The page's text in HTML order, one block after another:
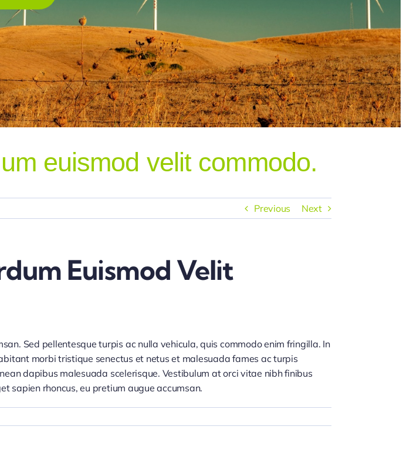
euismod velit commodo.
Previous Next
Euismod Velit
Sed pellentesque turpis ac nulla vehicula, quis commodo enim fringilla. In
morbi tristique senectus et netus et malesuada fames ac turpis
dapibus malesuada scelerisque. Vestibulum at orci vitae nibh finibus
sapien rhoncus, eu pretium augue accumsan.